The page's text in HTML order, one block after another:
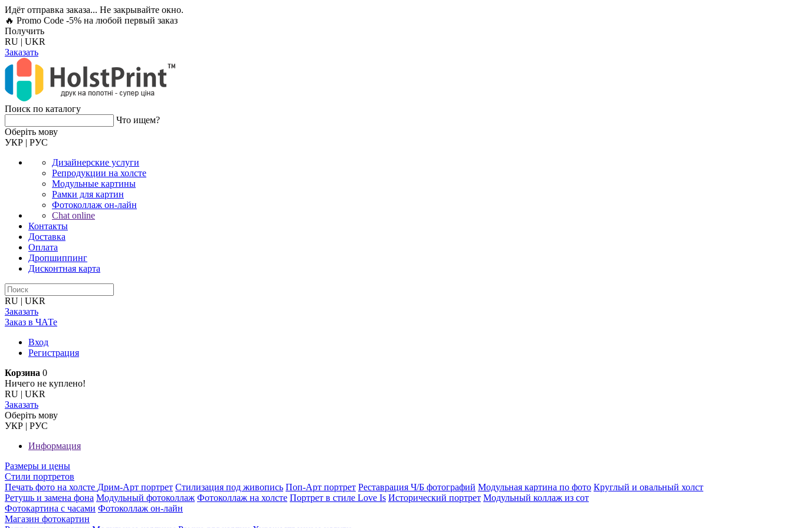
Идёт отправка заказа... Не закрывайте окно.
🔥 Promo Code -5% на любой первый заказ
Получить
RU | UKR
Заказать
Поиск по каталогу
Что ищем?
Оберiть мову
УКР | РУС
Дизайнерские услуги
Репродукции на холсте
Модульные картины
Рамки для картин
Фотоколлаж он-лайн
Chat online
Контакты
Доставка
Оплата
Дропшиппинг
Дисконтная карта
RU | UKR
Заказать
Заказ в ЧАТе
Вход
Регистрация
Корзина 0
Ничего не куплено!
RU | UKR
Заказать
Оберiть мову
УКР | РУС
Информация
Размеры и цены
Стили портретов
Печать фото на холсте Дрим-Арт портрет Стилизация под живопись Поп-Арт портрет Реставрация Ч/Б фотографий Модульная картина по фото Круглый и овальный холст
Ретушь и замена фона Модульный фотоколлаж Фотоколлаж на холсте Портрет в стиле Love Is Исторический портрет Модульный коллаж из сот
Фотокартина с часами Фотоколлаж он-лайн
Магазин фотокартин